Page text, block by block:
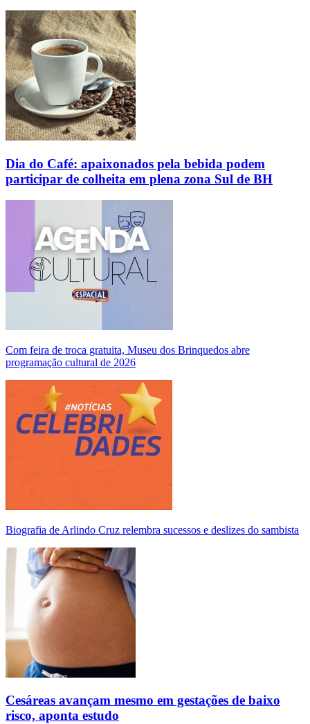
Dia do Café: apaixonados pela bebida podem
participar de colheita em plena zona Sul de BH
Com feira de troca gratuita, Museu dos Brinquedos abre
programação cultural de 2026
Biografia de Arlindo Cruz relembra sucessos e deslizes do sambista
Cesáreas avançam mesmo em gestações de baixo
risco, aponta estudo